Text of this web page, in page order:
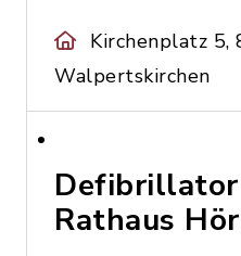
Kirchenplatz 5,
Walpertskirchen
Defibrillator
Rathaus